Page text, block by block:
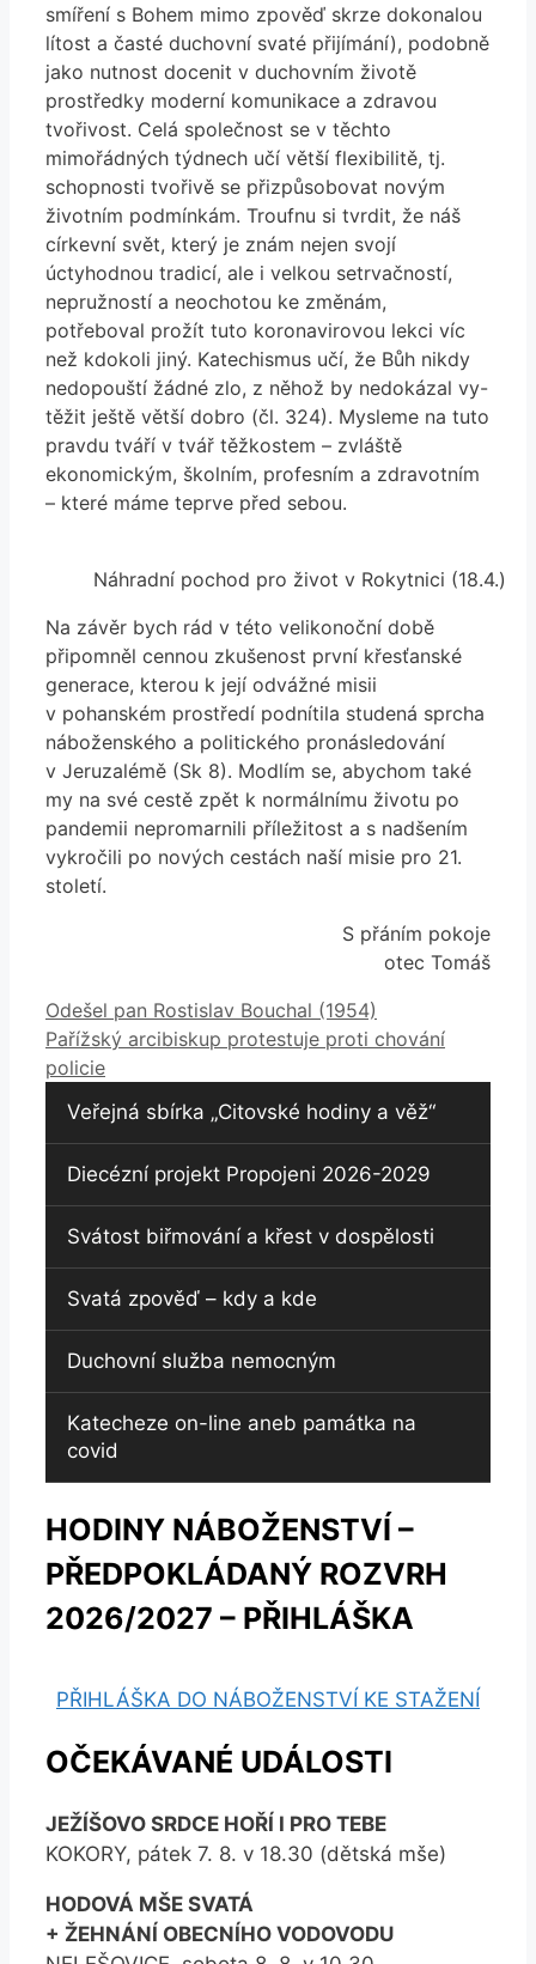
smíření s Bohem mimo zpověď skrze dokonalou
lítost a časté duchovní svaté přijímání), podobně
jako nutnost docenit v duchovním životě
prostředky moderní komunikace a zdravou
tvořivost. Celá společnost se v těchto
mimořádných týdnech učí větší flexibilitě, tj.
schopnosti tvořivě se přizpůsobovat novým
životním podmínkám. Troufnu si tvrdit, že náš
církevní svět, který je znám nejen svojí
úctyhodnou tradicí, ale i velkou setrvačností,
nepružností a neochotou ke změnám,
potřeboval prožít tuto koronavirovou lekci víc
než kdokoli jiný. Katechismus učí, že Bůh nikdy
nedopouští žádné zlo, z něhož by nedokázal vy-
těžit ještě větší dobro (čl. 324). Mysleme na tuto
pravdu tváří v tvář těžkostem – zvláště
ekonomickým, školním, profesním a zdravotním
– které máme teprve před sebou.
Náhradní pochod pro život v Rokytnici (18.4.)
Na závěr bych rád v této velikonoční době
připomněl cennou zkušenost první křesťanské
generace, kterou k její odvážné misii
v pohanském prostředí podnítila studená sprcha
náboženského a politického pronásledování
v Jeruzalémě (Sk 8). Modlím se, abychom také
my na své cestě zpět k normálnímu životu po
pandemii nepromarnili příležitost a s nadšením
vykročili po nových cestách naší misie pro 21.
století.
S přáním pokoje
otec Tomáš
Odešel pan Rostislav Bouchal (1954)
Pařížský arcibiskup protestuje proti chování
policie
Veřejná sbírka „Citovské hodiny a věž“
Diecézní projekt Propojeni 2026-2029
Svátost biřmování a křest v dospělosti
Svatá zpověď – kdy a kde
Duchovní služba nemocným
Katecheze on-line aneb památka na
covid
HODINY NÁBOŽENSTVÍ –
PŘEDPOKLÁDANÝ ROZVRH
2026/2027 – PŘIHLÁŠKA
PŘIHLÁŠKA DO NÁBOŽENSTVÍ KE STAŽENÍ
OČEKÁVANÉ UDÁLOSTI
JEŽÍŠOVO SRDCE HOŘÍ I PRO TEBE
KOKORY, pátek 7. 8. v 18.30 (dětská mše)
HODOVÁ MŠE SVATÁ
+ ŽEHNÁNÍ OBECNÍHO VODOVODU